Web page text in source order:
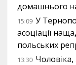
домашнього
15:09 У
асоціації
польських
13:30 Чоловіка,